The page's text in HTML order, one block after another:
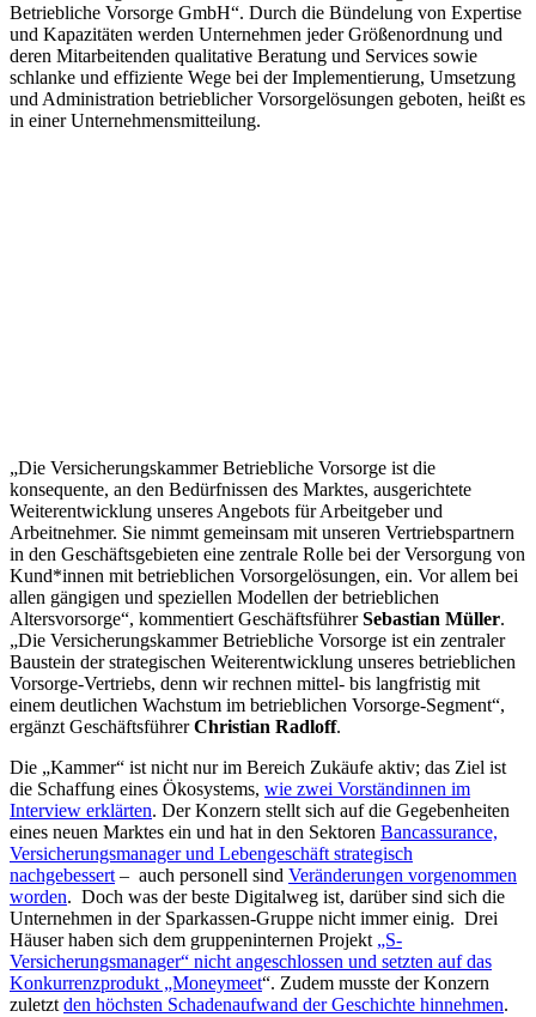
Betriebliche Vorsorge GmbH“. Durch die Bündelung von Expertise
und Kapazitäten werden Unternehmen jeder Größenordnung und
deren Mitarbeitenden qualitative Beratung und Services sowie
schlanke und effiziente Wege bei der Implementierung, Umsetzung
und Administration betrieblicher Vorsorgelösungen geboten, heißt es
in einer Unternehmensmitteilung.
„Die Versicherungskammer Betriebliche Vorsorge ist die
konsequente, an den Bedürfnissen des Marktes, ausgerichtete
Weiterentwicklung unseres Angebots für Arbeitgeber und
Arbeitnehmer. Sie nimmt gemeinsam mit unseren Vertriebspartnern
in den Geschäftsgebieten eine zentrale Rolle bei der Versorgung von
Kund*innen mit betrieblichen Vorsorgelösungen, ein. Vor allem bei
allen gängigen und speziellen Modellen der betrieblichen
Altersvorsorge“, kommentiert GeschäftsführerSebastian Müller.
„Die Versicherungskammer Betriebliche Vorsorge ist ein zentraler
Baustein der strategischen Weiterentwicklung unseres betrieblichen
Vorsorge-Vertriebs, denn wir rechnen mittel- bis langfristig mit
einem deutlichen Wachstum im betrieblichen Vorsorge-Segment“,
ergänzt GeschäftsführerChristian Radloff.
Die „Kammer“ ist nicht nur im Bereich Zukäufe aktiv; das Ziel ist
die Schaffung eines Ökosystems, wie zwei Vorständinnen im
Interview erklärten. Der Konzern stellt sich auf die Gegebenheiten
eines neuen Marktes ein und hat in den Sektoren Bancassurance,
Versicherungsmanager und Lebengeschäft strategisch
nachgebessert– auch personell sind Veränderungen vorgenommen
worden. Doch was der beste Digitalweg ist, darüber sind sich die
Unternehmen in der Sparkassen-Gruppe nicht immer einig. Drei
Häuser haben sich dem gruppeninternen Projekt „S-
Versicherungsmanager“ nicht angeschlossen und setzten auf das
Konkurrenzprodukt „Moneymeet“. Zudem musste der Konzern
zuletztden höchsten Schadenaufwand der Geschichte hinnehmen.